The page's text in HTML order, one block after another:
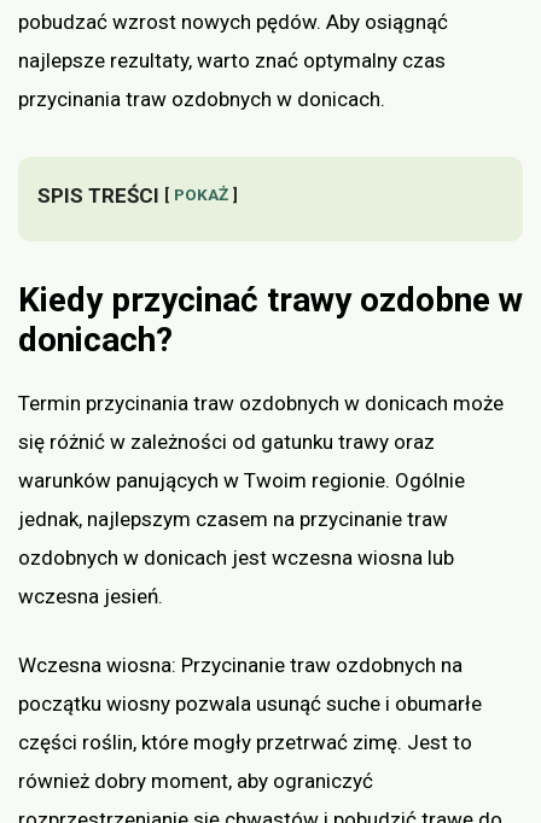
pobudzać wzrost nowych pędów. Aby osiągnąć
najlepsze rezultaty, warto znać optymalny czas
przycinania traw ozdobnych w donicach.
SPIS TREŚCI POKAŻ
Kiedy przycinać trawy ozdobne w
donicach?
Termin przycinania traw ozdobnych w donicach może
się różnić w zależności od gatunku trawy oraz
warunków panujących w Twoim regionie. Ogólnie
jednak, najlepszym czasem na przycinanie traw
ozdobnych w donicach jest wczesna wiosna lub
wczesna jesień.
Wczesna wiosna: Przycinanie traw ozdobnych na
początku wiosny pozwala usunąć suche i obumarłe
części roślin, które mogły przetrwać zimę. Jest to
również dobry moment, aby ograniczyć